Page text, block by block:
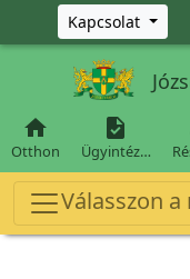
Ugrás a fő tartalomra
Kapcsolat

Otthon

Ügyintéz…
Válasszon